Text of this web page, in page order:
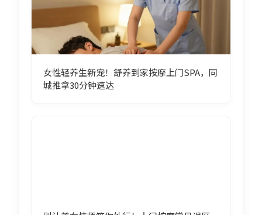
女性轻养生新宠！舒养到家按摩上门SPA，同
城推拿30分钟速达